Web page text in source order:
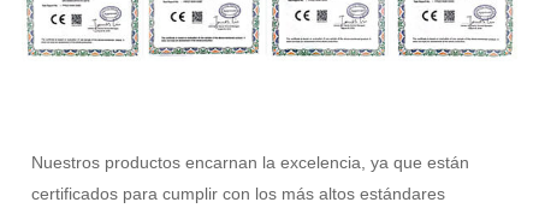
Nuestros productos encarnan la excelencia, ya que están
certificados para cumplir con los más altos estándares